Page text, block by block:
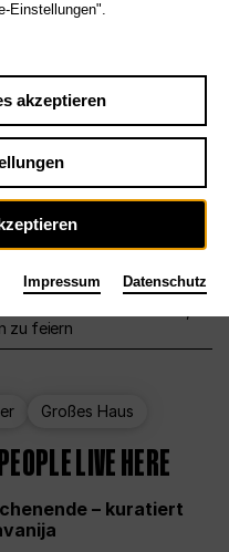
Haus
zu feiern
Großes Haus
LIVE HERE
– kuratiert
Einstellungen".
akzeptieren
Impressum Datenschutz